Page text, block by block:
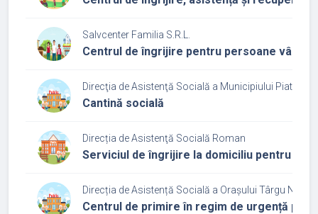
Salvcenter Familia S.R.L.
Centrul de îngrijire pentru persoane
Direcţia de Asistenţă Socială a Municipiului Piatra
Cantină socială
Direcția de Asistenţă Socială Roman
Serviciul de îngrijire la domiciliu pentru
Direcția de Asistență Socială a Orașului Târgu Neamț
Centrul de primire în regim de urgență